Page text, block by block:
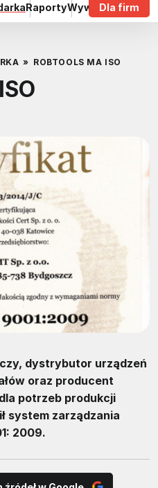
RaportyWywiadyDla firm
» ROBTOOLS MA ISO
dystrybutor urządzeń
oraz producent
potrzeb produkcji
system zarządzania
2009.